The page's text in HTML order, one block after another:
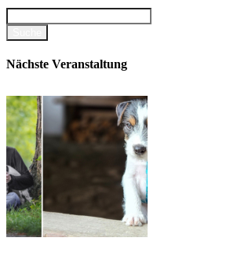
Nächste Veranstaltung